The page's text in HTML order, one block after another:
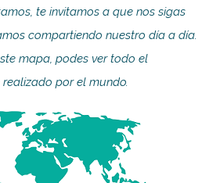
te invitamos a que nos sigas
compartiendo nuestro día a día.
mapa, podes ver todo el
por el mundo.